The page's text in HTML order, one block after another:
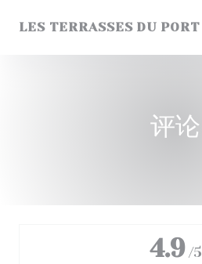
LES TERRASSES DU PORT
评论
4.9 /5